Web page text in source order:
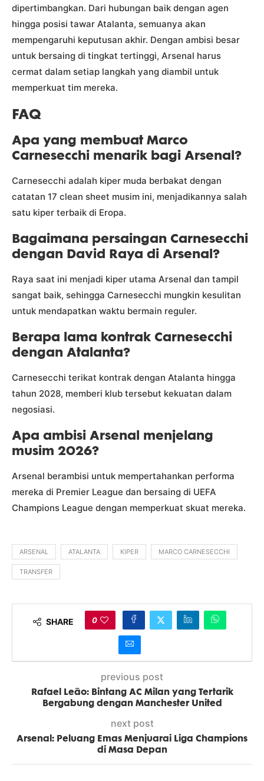
dipertimbangkan. Dari hubungan baik dengan agen
hingga posisi tawar Atalanta, semuanya akan
mempengaruhi keputusan akhir. Dengan ambisi besar
untuk bersaing di tingkat tertinggi, Arsenal harus
cermat dalam setiap langkah yang diambil untuk
memperkuat tim mereka.
FAQ
Apa yang membuat Marco
Carnesecchi menarik bagi Arsenal?
Carnesecchi adalah kiper muda berbakat dengan
catatan 17 clean sheet musim ini, menjadikannya salah
satu kiper terbaik di Eropa.
Bagaimana persaingan Carnesecchi
dengan David Raya di Arsenal?
Raya saat ini menjadi kiper utama Arsenal dan tampil
sangat baik, sehingga Carnesecchi mungkin kesulitan
untuk mendapatkan waktu bermain reguler.
Berapa lama kontrak Carnesecchi
dengan Atalanta?
Carnesecchi terikat kontrak dengan Atalanta hingga
tahun 2028, memberi klub tersebut kekuatan dalam
negosiasi.
Apa ambisi Arsenal menjelang
musim 2026?
Arsenal berambisi untuk mempertahankan performa
mereka di Premier League dan bersaing di UEFA
Champions League dengan memperkuat skuat mereka.
ARSENAL ATALANTA KIPER MARCO CARNESECCHI
TRANSFER
SHARE 0
previous post
Rafael Leão: Bintang AC Milan yang Tertarik
Bergabung dengan Manchester United
next post
Arsenal: Peluang Emas Menjuarai Liga Champions
di Masa Depan